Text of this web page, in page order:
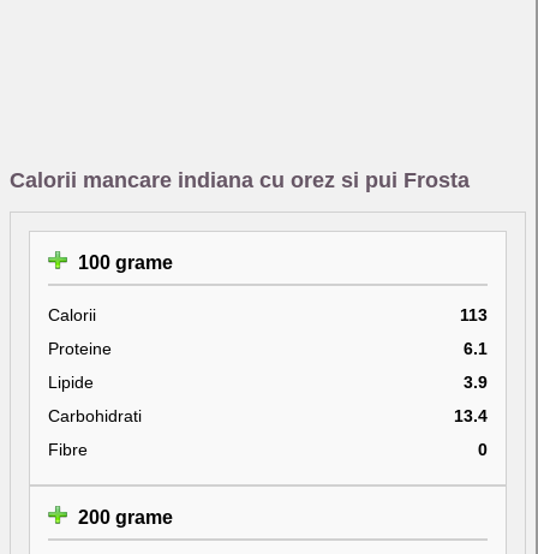
Calorii mancare indiana cu orez si pui Frosta
100 grame
Calorii
113
Proteine
6.1
Lipide
3.9
Carbohidrati
13.4
Fibre
0
200 grame